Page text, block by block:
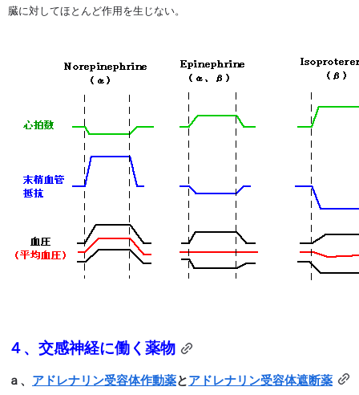
臓に対してほとんど作用を生じない。
４、交感神経に働く薬物
ａ、 アドレナリン受容体作動薬とアドレナリン受容体遮断薬